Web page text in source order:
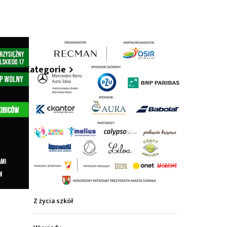
Kategorie
Z życia miasta
Kultura
Wiadomości z regionu
Z życia szkół